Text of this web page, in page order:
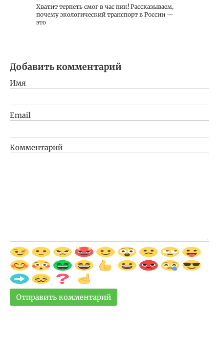
Хватит терпеть смог в час пик! Рассказываем,
почему экологический транспорт в России —
это
Добавить комментарий
Имя
Email
Комментарий